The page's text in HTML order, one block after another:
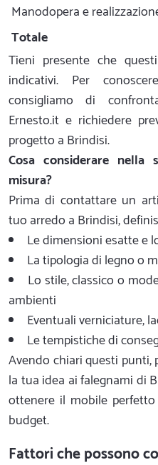
Manodopera e
Totale
Tieni presente che
indicativi. Per
consigliamo di
Ernesto.it e richiedere
progetto a Brindisi.
Cosa considerare
misura?
Prima di contattare un
tuo arredo a Brindisi,
Le dimensioni esatte e
La tipologia di legno o
Lo stile, classico o
ambienti
Eventuali verniciature,
Le tempistiche di
Avendo chiari questi punti,
la tua idea ai falegnami di
ottenere il mobile
budget.
Fattori che possono